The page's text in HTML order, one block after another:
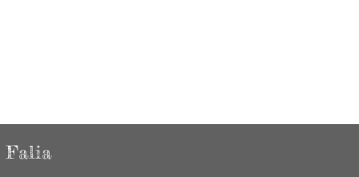
Falia